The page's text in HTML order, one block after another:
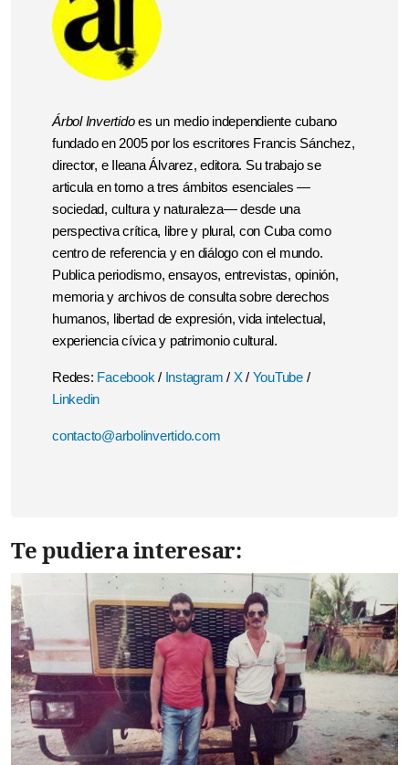
Árbol Invertidoes un medio independiente cubano
fundado en 2005 por los escritores Francis Sánchez,
director, e Ileana Álvarez, editora. Su trabajo se
articula en torno a tres ámbitos esenciales —
sociedad, cultura y naturaleza— desde una
perspectiva crítica, libre y plural, con Cuba como
centro de referencia y en diálogo con el mundo.
Publica periodismo, ensayos, entrevistas, opinión,
memoria y archivos de consulta sobre derechos
humanos, libertad de expresión, vida intelectual,
experiencia cívica y patrimonio cultural.
Redes: Facebook / Instagram / X/ YouTube /
Linkedin
contacto@arbolinvertido.com
Te pudiera interesar: